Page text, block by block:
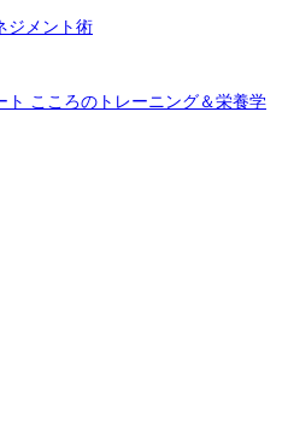
ジメント術
ト こころのトレーニング＆栄養学